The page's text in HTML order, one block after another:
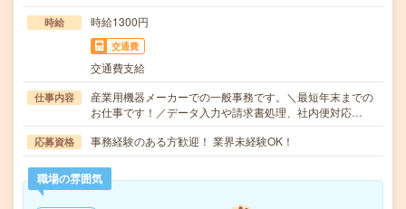
時給 時給1300円
交通費
交通費支給
仕事内容
産業用機器メーカーでの一般事務です。＼最短年末までの
お仕事です！／データ入力や請求書処理、社内便対応…
応募資格 事務経験のある方歓迎！ 業界未経験OK！
職場の雰囲気